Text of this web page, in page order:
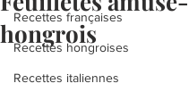
Recettes françaises
Recettes hongroises
Recettes italiennes
hongrois